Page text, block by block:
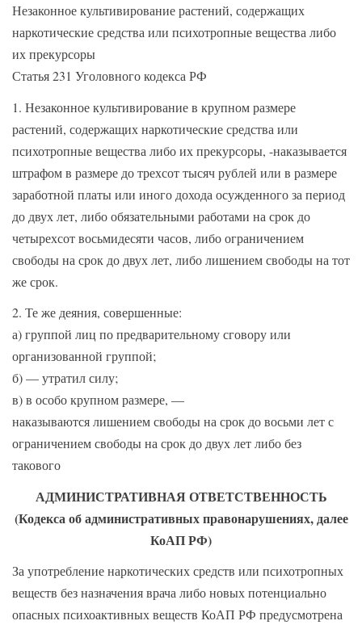
Незаконное культивирование растений, содержащих
наркотические средства или психотропные вещества либо
их прекурсоры
Статья 231 Уголовного кодекса РФ
1. Незаконное культивирование в крупном размере
растений, содержащих наркотические средства или
психотропные вещества либо их прекурсоры, -наказывается
штрафом в размере до трехсот тысяч рублей или в размере
заработной платы или иного дохода осужденного за период
до двух лет, либо обязательными работами на срок до
четырехсот восьмидесяти часов, либо ограничением
свободы на срок до двух лет, либо лишением свободы на тот
же срок.
2. Те же деяния, совершенные:
а) группой лиц по предварительному сговору или
организованной группой;
б) — утратил силу;
в) в особо крупном размере, —
наказываются лишением свободы на срок до восьми лет с
ограничением свободы на срок до двух лет либо без
такового
АДМИНИСТРАТИВНАЯ ОТВЕТСТВЕННОСТЬ
(Кодекса об административных правонарушениях, далее
КоАП РФ)
За употребление наркотических средств или психотропных
веществ без назначения врача либо новых потенциально
опасных психоактивных веществ КоАП РФ предусмотрена